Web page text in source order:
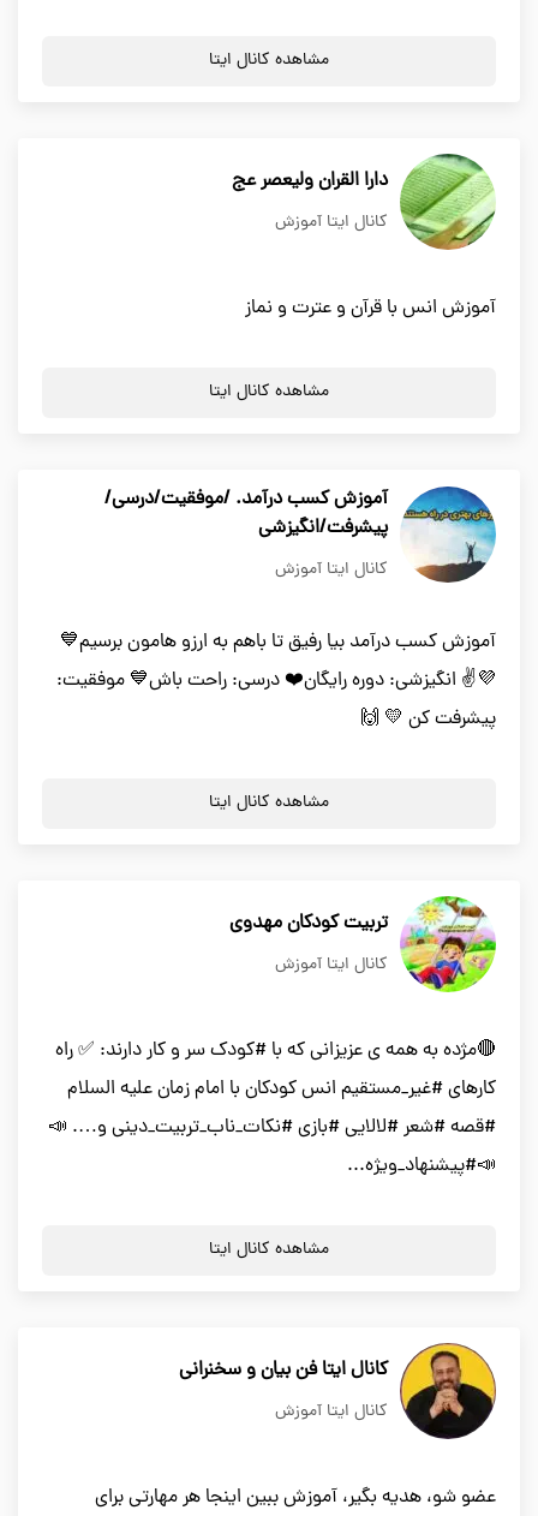
مشاهده کانال ایتا
دارا القران ولیعصر عج
کانال ایتا آموزش
آموزش انس با قرآن و عترت و نماز
مشاهده کانال ایتا
آموزش کسب درآمد. /موفقیت/درسی/
پیشرفت/انگیزشی
کانال ایتا آموزش
آموزش کسب درآمد بیا رفیق تا باهم به ارزو هامون برسیم💙
💜✌️ انگیزشی: دوره رایگان❤️ درسی: راحت باش💙 موفقیت:
پیشرفت کن 💛 🙌
مشاهده کانال ایتا
تربیت کودکان مهدوی
کانال ایتا آموزش
🔴مژده به همه ی عزیزانی که با #کودک سر و کار دارند: ✅ راه
کارهای #غیر_مستقیم انس کودکان با امام زمان علیه السلام
#قصه #شعر #لالایی #بازی #نکات_ناب_تربیت_دینی و…. 📣
📣#پیشنهاد_ویژه...
مشاهده کانال ایتا
کانال ایتا فن بیان و سخنرانی
کانال ایتا آموزش
عضو شو، هدیه بگیر، آموزش ببین اینجا هر مهارتی برای